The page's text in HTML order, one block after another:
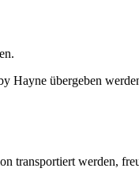
Hayne übergeben
transportiert werden,